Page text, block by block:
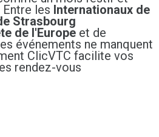
les Internationaux de
Strasbourg
de l'Europe et de
événements ne manquent
ClicVTC facilite vos
rendez-vous